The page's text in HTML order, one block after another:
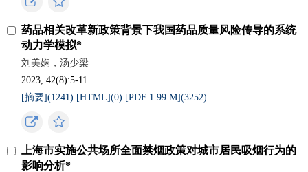
药品相关改革新政策背景下我国药品质量风险传导的系统
动力学模拟*
刘美娴，汤少梁
2023, 42(8):5-11.
[摘要](1241) [HTML](0) [PDF 1.99 M](3252)
上海市实施公共场所全面禁烟政策对城市居民吸烟行为的
影响分析*